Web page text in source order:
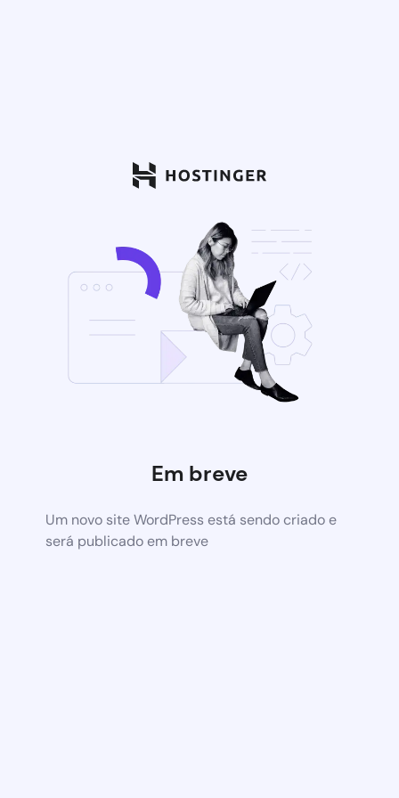
Em breve
Um novo site WordPress está sendo criado e
será publicado em breve